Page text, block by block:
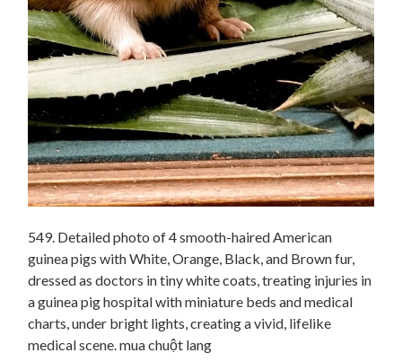
549. Detailed photo of 4 smooth-haired American
guinea pigs with White, Orange, Black, and Brown fur,
dressed as doctors in tiny white coats, treating injuries in
a guinea pig hospital with miniature beds and medical
charts, under bright lights, creating a vivid, lifelike
medical scene. mua chuột lang